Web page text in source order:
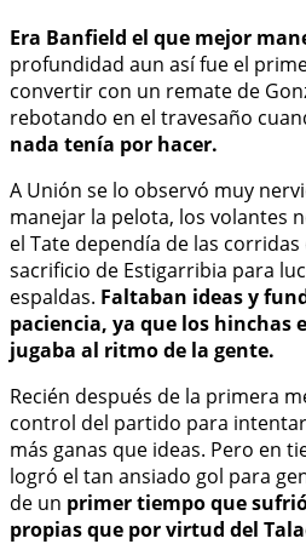
Era Banfield el que mejor
profundidad aun así fue el
convertir con un remate de
rebotando en el travesaño
nada tenía por hacer.
A Unión se lo observó muy
manejar la pelota, los volantes
el Tate dependía de las
sacrificio de Estigarribia para
espaldas. Faltaban ideas y
paciencia, ya que los hinchas
jugaba al ritmo de la gente.
Recién después de la primera
control del partido para
más ganas que ideas. Pero en
logró el tan ansiado gol para
de un primer tiempo que
propias que por virtud del